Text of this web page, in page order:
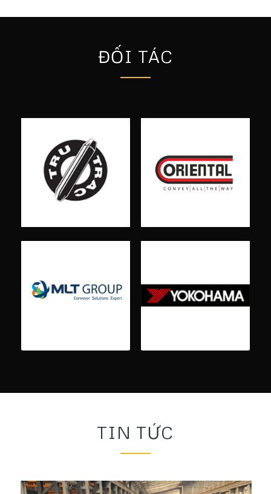
ĐỐI TÁC
TIN TỨC